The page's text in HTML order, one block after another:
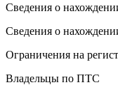
Сведения о
Сведения о
Ограничения на
Владельцы по ПТС